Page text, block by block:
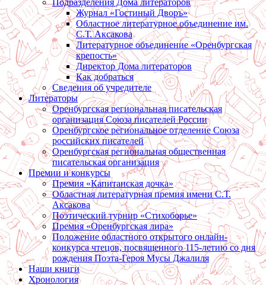
Журнал «Гостиный Дворъ»
Областное литературное объединение им.
С.Т. Аксакова
Литературное объединение «Оренбургская
крепость»
Директор Дома литераторов
Как добраться
Сведения об учредителе
Литераторы
Оренбургская региональная писательская
организация Союза писателей России
Оренбургское региональное отделение Союза
российских писателей
Оренбургская региональная общественная
писательская организация
Премии и конкурсы
Премия «Капитанская дочка»
Областная литературная премия имени С.Т.
Аксакова
Поэтический турнир «Стихоборье»
Премия «Оренбургская лира»
Положение областного открытого онлайн-
конкурса чтецов, посвященного 115-летию со дня
рождения Поэта-Героя Мусы Джалиля
Наши книги
Хронология